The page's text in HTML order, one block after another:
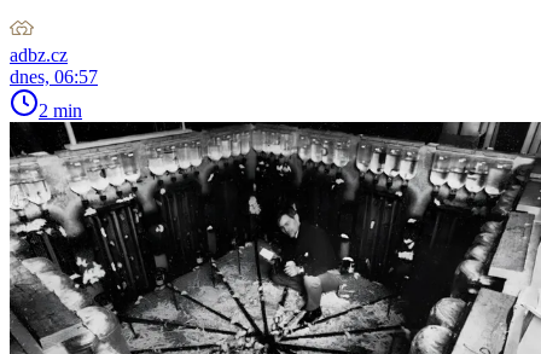
adbz.cz
dnes, 06:57
2 min